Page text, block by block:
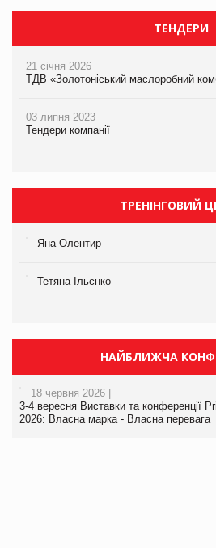
ТЕНДЕРИ
21 січня 2026
ТДВ «Золотоніський маслоробний
03 липня 2023
Тендери компанії
ТРЕНІНГОВИЙ
Яна Олентир
Тетяна Ільєнко
НАЙБЛИЖЧА
18 червня 2026 |
3-4 вересня Виставки та конференції
2026: Власна марка - Власна перевага